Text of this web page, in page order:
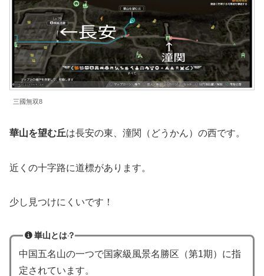
三國無双8
華山を望む丘は長安の東、潼関（どうかん）の西です。
近くの十字路に道標があります。
少し見つけにくいです！
崋山とは？
中国五名山の一つで国家級風景名勝区（第1期）に指
定されています。